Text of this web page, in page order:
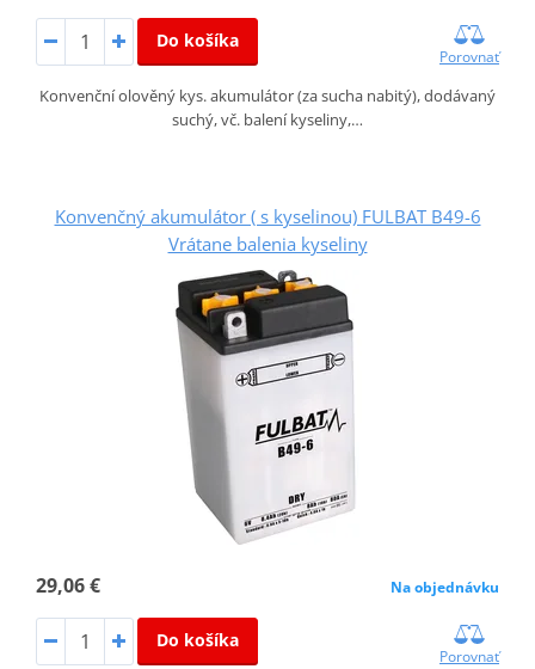
Do košíka
Porovnať
Konvenční olověný kys. akumulátor (za sucha nabitý), dodávaný
suchý, vč. balení kyseliny,…
Konvenčný akumulátor ( s kyselinou) FULBAT B49-6
Vrátane balenia kyseliny
29,06 € Na objednávku
Do košíka
Porovnať